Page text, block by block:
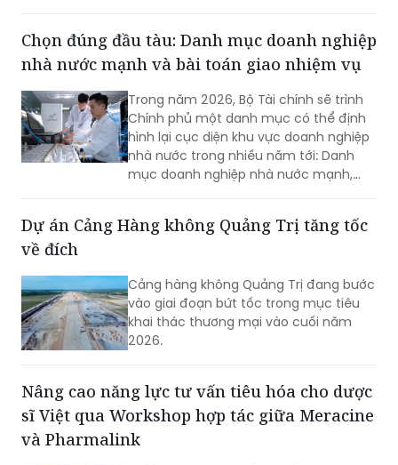
Chọn đúng đầu tàu: Danh mục doanh nghiệp
nhà nước mạnh và bài toán giao nhiệm vụ
Trong năm 2026, Bộ Tài chính sẽ trình
Chính phủ một danh mục có thể định
hình lại cục diện khu vực doanh nghiệp
nhà nước trong nhiều năm tới: Danh
mục doanh nghiệp nhà nước mạnh,
Dự án Cảng Hàng không Quảng Trị tăng tốc
về đích
Cảng hàng không Quảng Trị đang bước
vào giai đoạn bứt tốc trong mục tiêu
khai thác thương mại vào cuối năm
2026.
Nâng cao năng lực tư vấn tiêu hóa cho dược
sĩ Việt qua Workshop hợp tác giữa Meracine
và Pharmalink